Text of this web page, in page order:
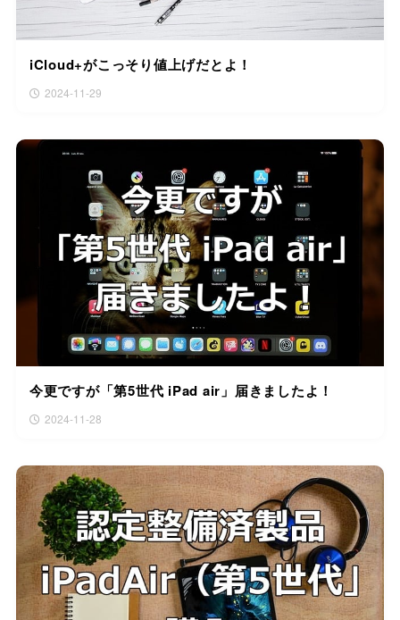
iCloud+がこっそり値上げだとよ！
2024-11-29
今更ですが「第5世代 iPad air」届きましたよ！
2024-11-28